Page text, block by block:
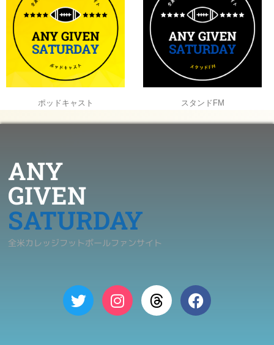
ポッドキャスト スタンドFM
ANY
GIVEN
SATURDAY
全米カレッジフットボールファンサイト